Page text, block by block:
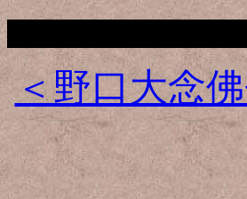
＜
＜野口大念